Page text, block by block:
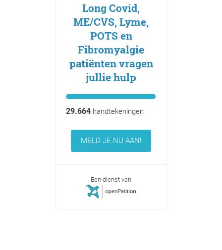
Long Covid,
ME/CVS, Lyme,
POTS en
Fibromyalgie
patiënten vragen
jullie hulp
29.664handtekeningen
MELD JE NU AAN!
Een dienst van